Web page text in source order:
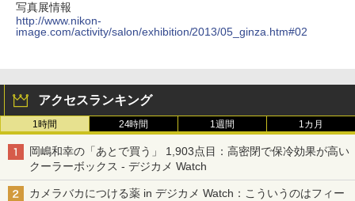
写真展情報
http://www.nikon-
image.com/activity/salon/exhibition/2013/05_ginza.htm#02
アクセスランキング
1時間 24時間 1週間 1カ月
岡嶋和幸の「あとで買う」 1,903点目：高密閉で保冷効果が高い
クーラーボックス - デジカメ Watch
カメラバカにつける薬 in デジカメ Watch：こういうのはフィー